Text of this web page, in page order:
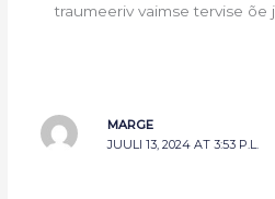
traumeeriv vaimse tervise õe
MARGE
JUULI 13, 2024 AT 3:53 P.L.